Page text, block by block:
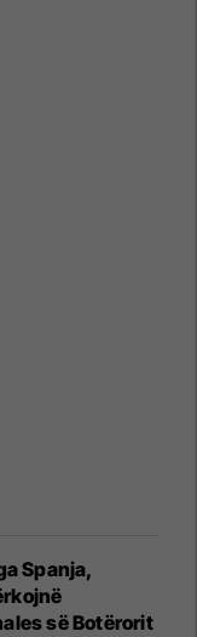
Spanja,
së Botërorit